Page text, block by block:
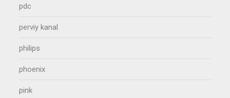
pdc
perviy kanal
philips
phoenix
pink